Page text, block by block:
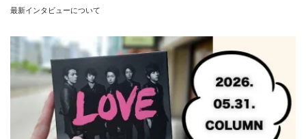
最新インタビューについて